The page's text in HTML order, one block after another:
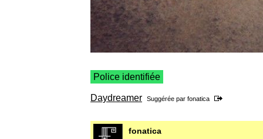
Police identifiée
Daydreamer Suggérée par fonatica
fonatica